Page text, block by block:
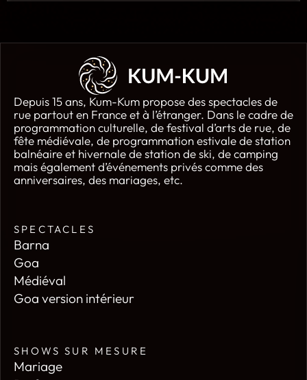
Depuis 15 ans, Kum-Kum propose des spectacles de
rue partout en France et à l’étranger. Dans le cadre de
programmation culturelle, de festival d’arts de rue, de
fête médiévale, de programmation estivale de station
balnéaire et hivernale de station de ski, de camping
mais également d’événements privés comme des
anniversaires, des mariages, etc.
SPECTACLES
Barna
Goa
Médiéval
Goa version intérieur
SHOWS SUR MESURE
Mariage